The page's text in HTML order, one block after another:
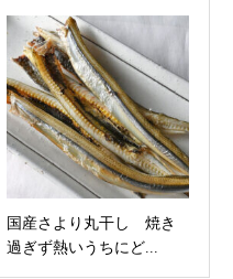
国産さより丸干し 焼き
過ぎず熱いうちにど...